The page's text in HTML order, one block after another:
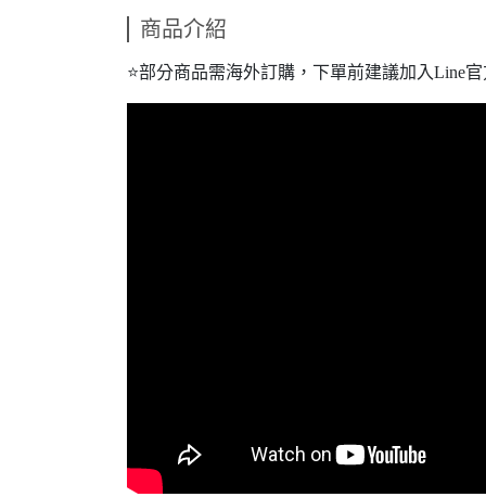
商品介紹
⭐️部分商品需海外訂購，下單前建議加入Line官